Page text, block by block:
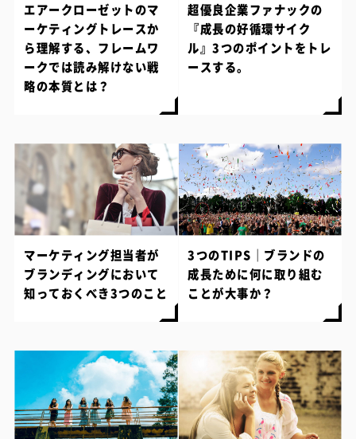
エアークローゼットのマ
ーケティングトレースか
ら理解する、フレームワ
ークでは読み解けない戦
略の本質とは？
超優良企業ファナックの
『成長の好循環サイク
ル』3つのポイントをトレ
ースする。
マーケティング担当者が
ブランディングにおいて
知っておくべき3つのこと
3つのTIPS｜ブランドの
成長ために何に取り組む
ことが大事か？